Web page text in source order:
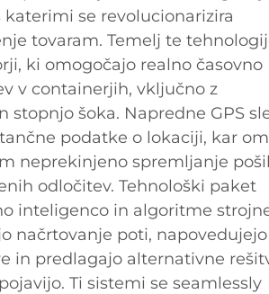
se revolucionarizira
tovaram. Temelj te
ki omogočajo realno časovno
v containerjih, vključno z
stopnjo šoka. Napredne GPS
podatke o lokaciji, kar
neprekinjeno spremljanje
odločitev. Tehnološki paket
inteligenco in algoritme
načrtovanje poti, napovedujejo
in predlagajo alternativne
Ti sistemi se seamlessly